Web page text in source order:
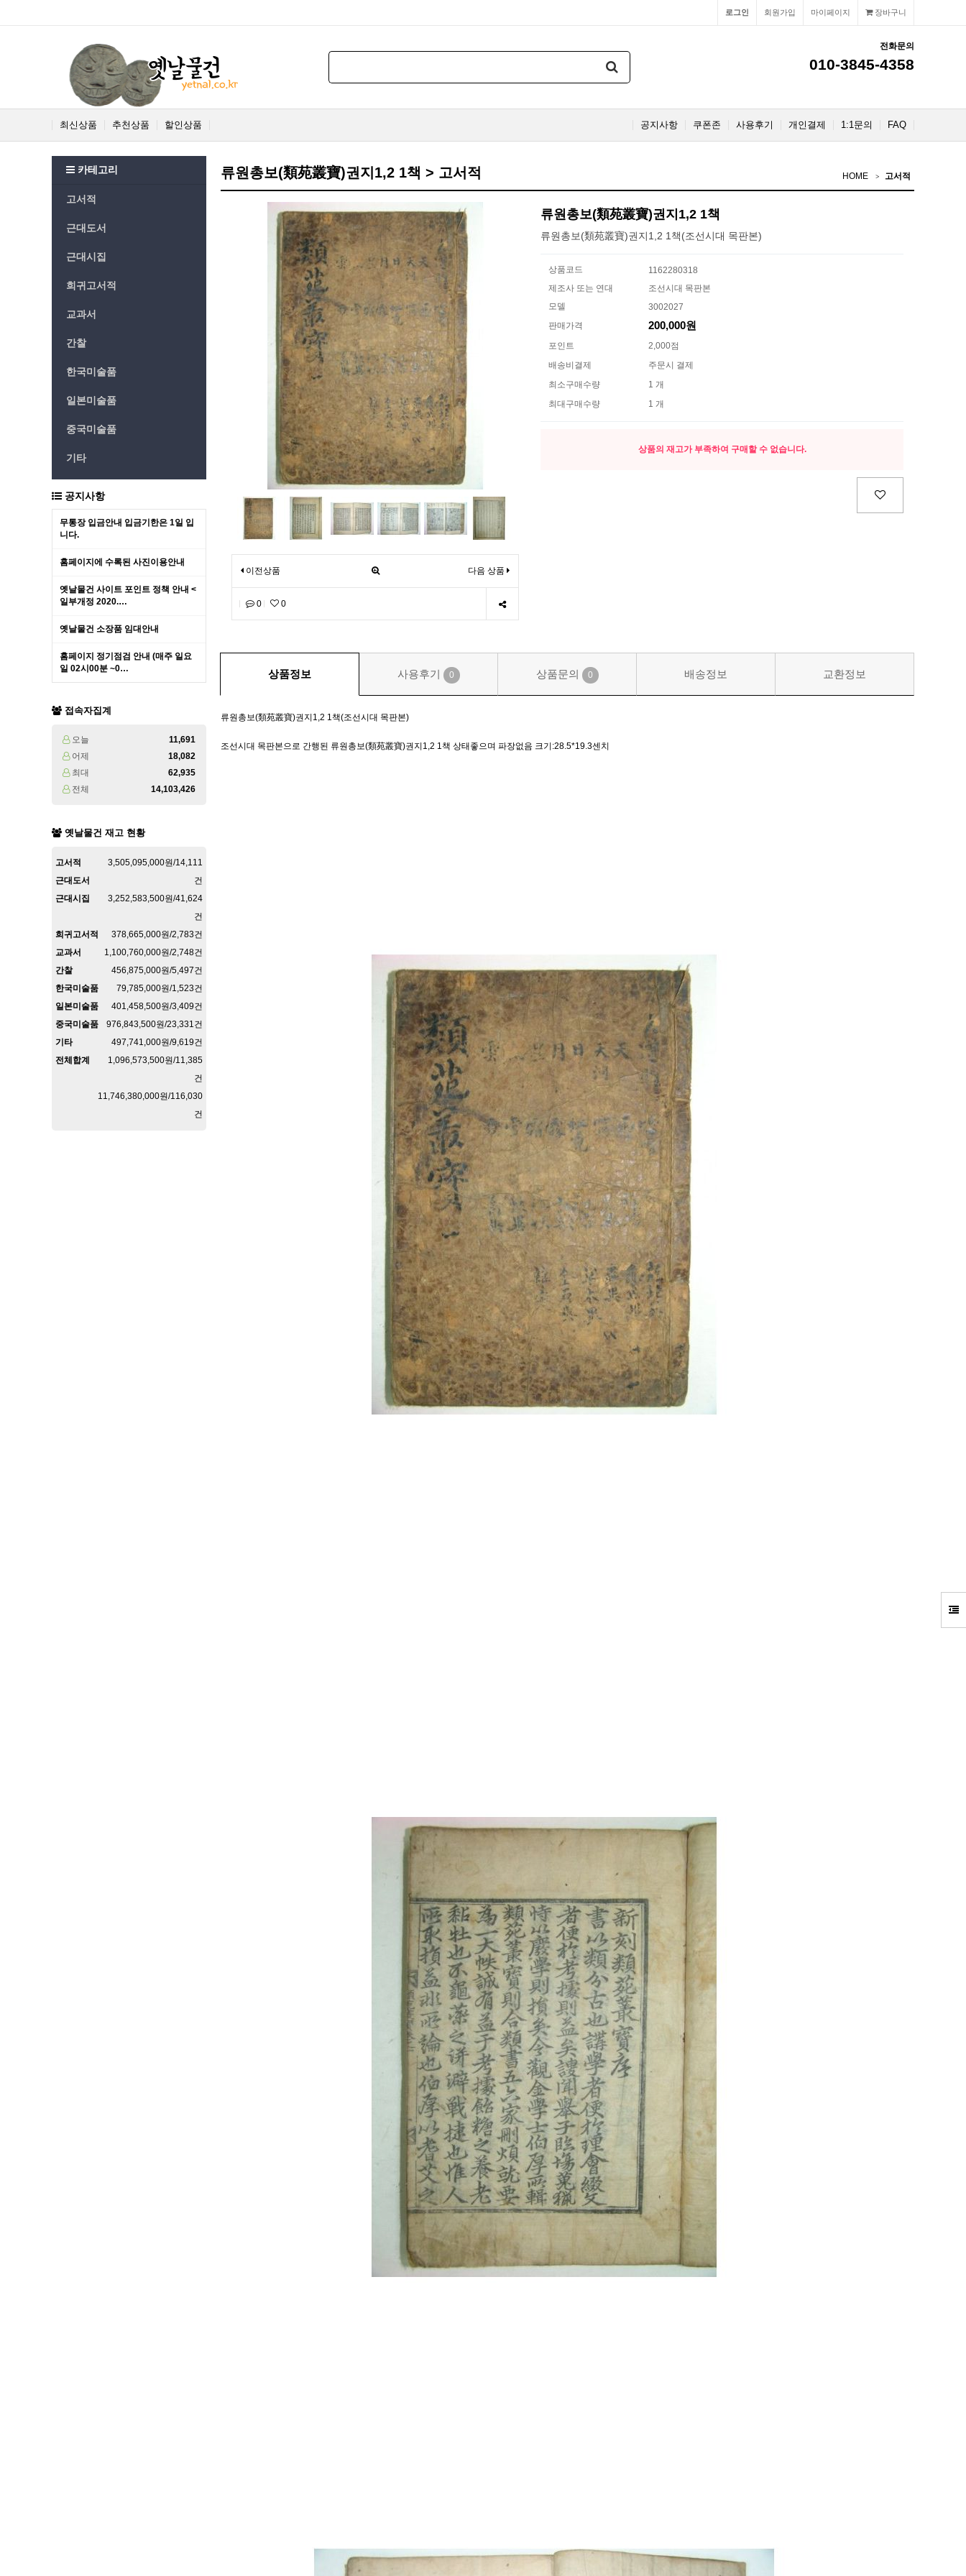
장바구니
마이페이지
회원가입
로그인
전화문의
010-3845-4358
최신상품 추천상품 할인상품 FAQ
1:1문의
개인결제
사용후기
쿠폰존
공지사항
카테고리
고서적
근대도서
근대시집
희귀고서적
교과서
간찰
한국미술품
일본미술품
중국미술품
기타
공지사항
무통장 입금안내 입금기한은 1일 입
니다.
홈페이지에 수록된 사진이용안내
옛날물건 사이트 포인트 정책 안내 <
일부개정 2020.…
옛날물건 소장품 임대안내
홈페이지 정기점검 안내 (매주 일요
일 02시00분 ~0…
접속자집계
오늘
11,691
어제
18,082
최대
62,935
전체
14,103,426
옛날물건 재고 현황
고서적
3,505,095,000원/14,111
건
근대도서
3,252,583,500원/41,624
건
근대시집
378,665,000원/2,783건
희귀고서적
1,100,760,000원/2,748건
교과서
456,875,000원/5,497건
간찰
79,785,000원/1,523건
한국미술품
401,458,500원/3,409건
일본미술품
976,843,500원/23,331건
중국미술품
497,741,000원/9,619건
기타
1,096,573,500원/11,385
건
전체합계
11,746,380,000원/116,030
건
류원총보(類苑叢寶)권지1,2 1책 > 고서적 HOME 고서적
이전상품 다음 상품
0 0
류원총보(類苑叢寶)권지1,2 1책
류원총보(類苑叢寶)권지1,2 1책(조선시대 목판본)
상품코드
1162280318
제조사 또는 연대
조선시대 목판본
모델
3002027
판매가격
200,000원
포인트
2,000점
배송비결제
주문시 결제
최소구매수량
1 개
최대구매수량
1 개
상품의 재고가 부족하여 구매할 수 없습니다.
상품정보 사용후기 0 상품문의 0 배송정보 교환정보
류원총보(類苑叢寶)권지1,2 1책(조선시대 목판본)
조선시대 목판본으로 간행된 류원총보(類苑叢寶)권지1,2 1책 상태좋으며 파장없음 크기:28.5*19.3센치